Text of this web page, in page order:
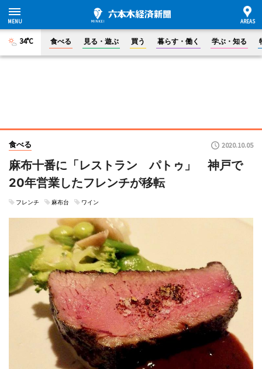
34°C 食べる 見る・遊ぶ 買う 暮らす・働く 学ぶ・知る
食べる 2020.10.05
麻布十番に「レストラン パトゥ」 神戸で
20年営業したフレンチが移転
フレンチ 麻布台 ワイン